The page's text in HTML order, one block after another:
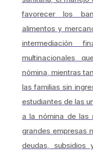
favorecer los
alimentos y
intermediación
multinacionales
nómina, mientras
las familias sin
estudiantes de las
a la nómina de las
grandes empresas
deudas,